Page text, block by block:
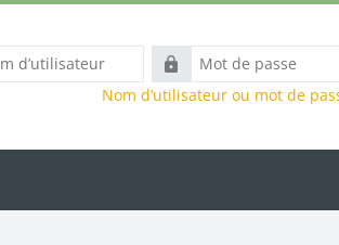
Mot
de
Nom d’utilisateur ou mot de